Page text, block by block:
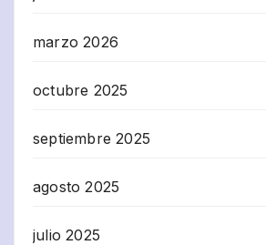
marzo 2026
octubre 2025
septiembre 2025
agosto 2025
julio 2025